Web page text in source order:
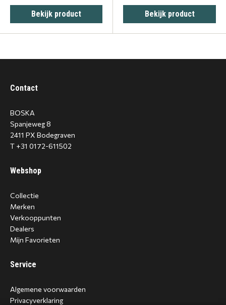
Bekijk product Bekijk product
Contact
BOSKA
Spanjeweg 8
2411 PX Bodegraven
T +31 0172-611502
Webshop
Collectie
Merken
Verkooppunten
Dealers
Mijn Favorieten
Service
Algemene voorwaarden
Privacyverklaring